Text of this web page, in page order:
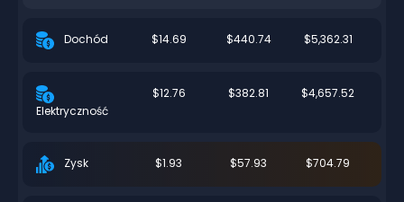
Dochód $14.69 $440.74 $5,362.31
Elektryczność
$12.76 $382.81 $4,657.52
Zysk $1.93 $57.93 $704.79